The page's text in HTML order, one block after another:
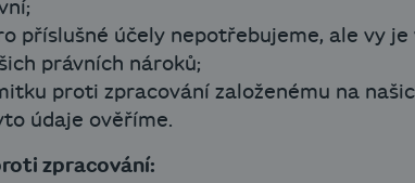
příslušné účely nepotřebujeme, ale vy
právních nároků;
proti zpracování založenému na
údaje ověříme.
zpracování: